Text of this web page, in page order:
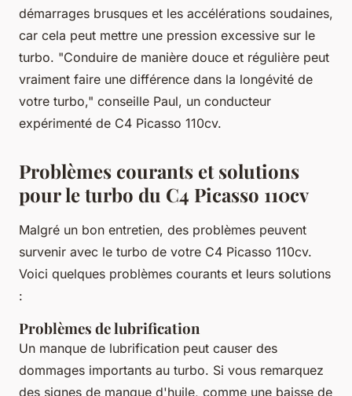
démarrages brusques et les accélérations soudaines,
car cela peut mettre une pression excessive sur le
turbo. "Conduire de manière douce et régulière peut
vraiment faire une différence dans la longévité de
votre turbo," conseille Paul, un conducteur
expérimenté de C4 Picasso 110cv.
Problèmes courants et solutions
pour le turbo du C4 Picasso 110cv
Malgré un bon entretien, des problèmes peuvent
survenir avec le turbo de votre C4 Picasso 110cv.
Voici quelques problèmes courants et leurs solutions
:
Problèmes de lubrification
Un manque de lubrification peut causer des
dommages importants au turbo. Si vous remarquez
des signes de manque d'huile, comme une baisse de